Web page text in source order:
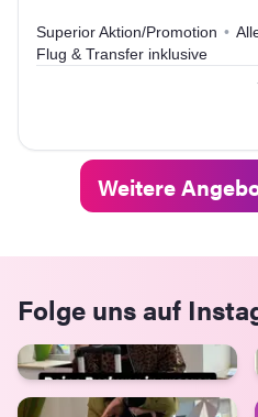
Superior Aktion/Promotion •
Flug & Transfer inklusive
Weitere
Folge uns auf